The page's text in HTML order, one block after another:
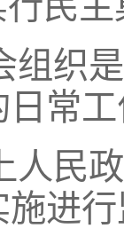
组织
常
人民
进